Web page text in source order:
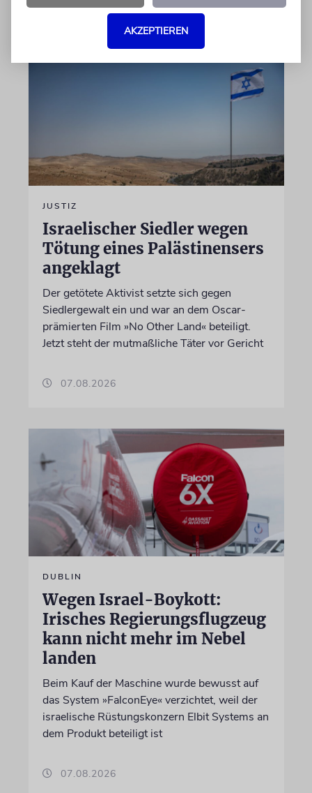
07.08.2026
JUSTIZ
Israelischer Siedler wegen
Tötung eines Palästinensers
angeklagt
Der getötete Aktivist setzte sich gegen
Siedlergewalt ein und war an dem Oscar-
prämierten Film »No Other Land« beteiligt.
Jetzt steht der mutmaßliche Täter vor Gericht
07.08.2026
DUBLIN
Wegen Israel-Boykott:
Irisches Regierungsflugzeug
kann nicht mehr im Nebel
landen
Beim Kauf der Maschine wurde bewusst auf
das System »FalconEye« verzichtet, weil der
israelische Rüstungskonzern Elbit Systems an
dem Produkt beteiligt ist
07.08.2026
AKZEPTIEREN